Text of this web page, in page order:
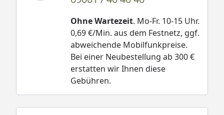
Ohne Wartezeit. Mo-Fr. 10-15 Uhr.
0,69 €/Min. aus dem Festnetz, ggf.
abweichende Mobilfunkpreise.
Bei einer Neubestellung ab 300 €
erstatten wir Ihnen diese
Gebühren.